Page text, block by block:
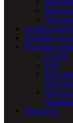
Условия
Условия
Полезная
Статьи
FAQ
Как
Полное
Контакты